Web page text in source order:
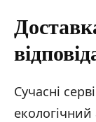
Сучасні